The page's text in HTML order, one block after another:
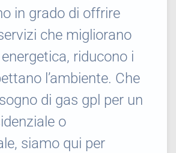
in grado di offrire
che migliorano
energetica, riducono i
l’ambiente. Che
di gas gpl per un
o
siamo qui per